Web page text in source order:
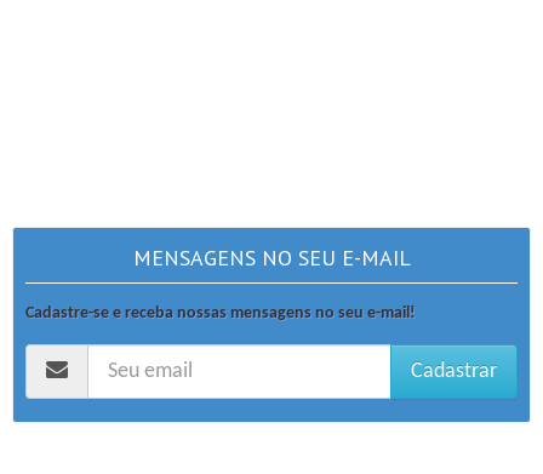
MENSAGENS NO SEU E-MAIL
Cadastre-se e receba nossas mensagens no seu e-mail!
Cadastrar